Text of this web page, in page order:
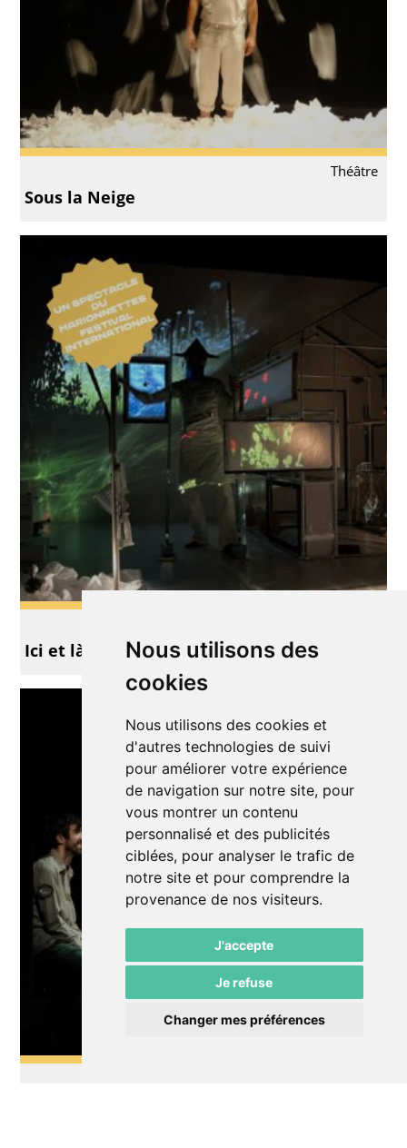
Nous utilisons des
cookies
Nous utilisons des cookies et
d'autres technologies de suivi
pour améliorer votre expérience
de navigation sur notre site, pour
vous montrer un contenu
personnalisé et des publicités
ciblées, pour analyser le trafic de
notre site et pour comprendre la
provenance de nos visiteurs.
J'accepte
Je refuse
Changer mes préférences
Théâtre
Sous la Neige
Ici et là - Festival MArionNEttes